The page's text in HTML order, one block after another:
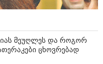
მეუღლეს და როგორ
ცხოვრებად